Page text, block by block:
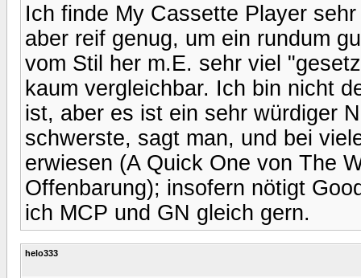
Ich finde My Cassette Player
aber reif genug, um ein rundum
vom Stil her m.E. sehr viel
kaum vergleichbar. Ich bin nicht
ist, aber es ist ein sehr würdiger
schwerste, sagt man, und bei
erwiesen (A Quick One von The
Offenbarung); insofern nötigt
ich MCP und GN gleich gern.
helo333